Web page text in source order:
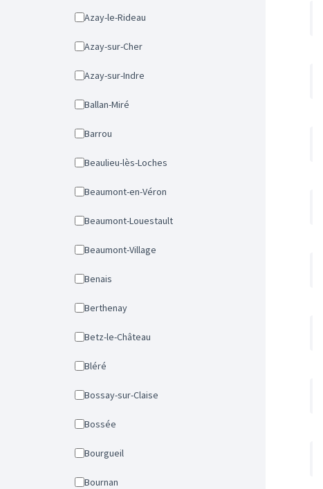
Azay-le-Rideau
Azay-sur-Cher
Azay-sur-Indre
Ballan-Miré
Barrou
Beaulieu-lès-Loches
Beaumont-en-Véron
Beaumont-Louestault
Beaumont-Village
Benais
Berthenay
Betz-le-Château
Bléré
Bossay-sur-Claise
Bossée
Bourgueil
Bournan